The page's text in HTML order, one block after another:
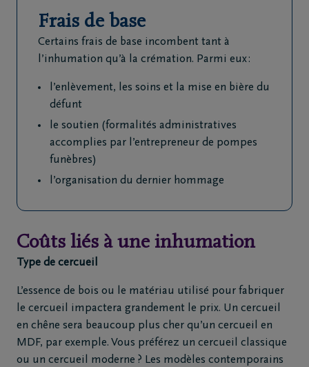
Frais de base
Certains frais de base incombent tant à
l’inhumation qu’à la crémation. Parmi eux :
l’enlèvement, les soins et la mise en bière du
défunt
le soutien (formalités administratives
accomplies par l’entrepreneur de pompes
funèbres)
l’organisation du dernier hommage
Coûts liés à une inhumation
Type de cercueil
L’essence de bois ou le matériau utilisé pour fabriquer
le cercueil impactera grandement le prix. Un cercueil
en chêne sera beaucoup plus cher qu’un cercueil en
MDF, par exemple. Vous préférez un cercueil classique
ou un cercueil moderne ? Les modèles contemporains